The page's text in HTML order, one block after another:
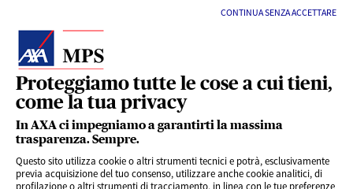
Proteggiamo tutte le cose a cui tieni,
come la tua privacy
In AXA ci impegniamo a garantirti la massima
trasparenza. Sempre.
Questo sito utilizza cookie o altri strumenti tecnici e potrà, esclusivamente
previa acquisizione del tuo consenso, utilizzare anche cookie analitici, di
profilazione o altri strumenti di tracciamento, in linea con le tue preferenze
CONTINUA SENZA ACCETTARE
LINK UTILI
SERVIZI AL CLIENTE